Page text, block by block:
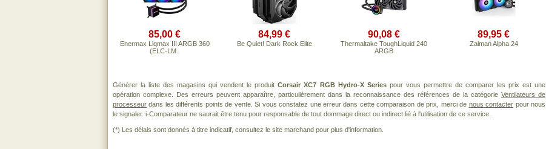
85,00 €
Enermax Liqmax III ARGB 360
(ELC-LM..
84,99 €
Be Quiet! Dark Rock Elite
90,08 €
Thermaltake ToughLiquid 240
ARGB
89,95 €
Zalman Alpha 24
Générer la liste des magasins qui vendent le produitCorsair XC7 RGB Hydro-X Seriespour vous permettre de comparer les prix est une
opération complexe. Des erreurs peuvent apparaître, particulièrement dans la reconnaissance des références de la catégorie Ventilateurs de
processeur dans les différents points de vente. Si vous constatez une erreur dans cette comparaison de prix, merci de nous contacter pour nous
le signaler. i-Comparateur ne saurait être tenu pour responsable de tout dommage direct ou indirect lié à l'utilisation de ce service.
(*) Les délais sont donnés à titre indicatif, consultez le site marchand pour plus d'information.